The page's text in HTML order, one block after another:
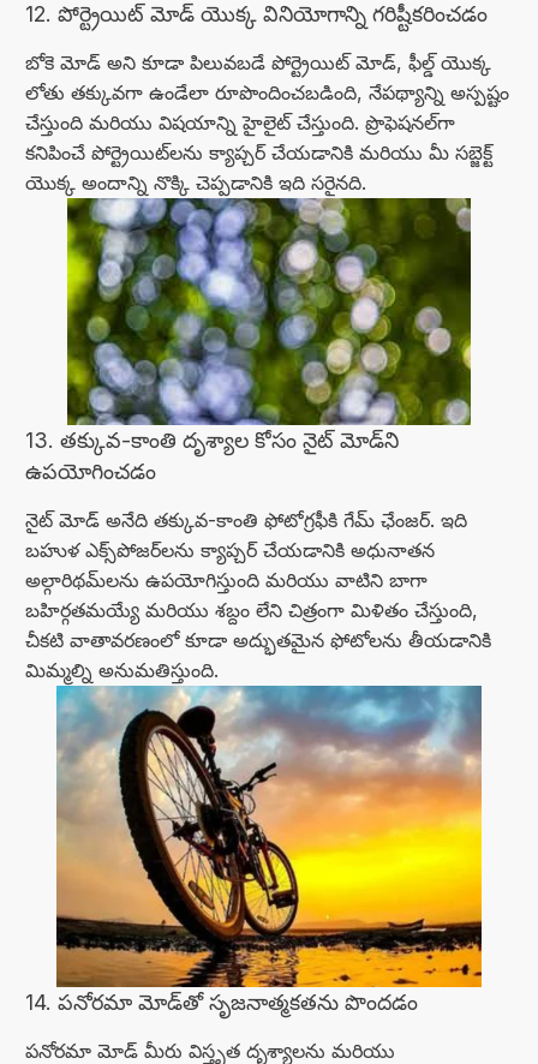
12. పోర్ట్రెయిట్ మోడ్ యొక్క వినియోగాన్ని గరిష్టీకరించడం
బోకె మోడ్ అని కూడా పిలువబడే పోర్ట్రెయిట్ మోడ్, ఫీల్డ్ యొక్క
లోతు తక్కువగా ఉండేలా రూపొందించబడింది, నేపథ్యాన్ని అస్పష్టం
చేస్తుంది మరియు విషయాన్ని హైలైట్ చేస్తుంది. ప్రొఫెషనల్‌గా
కనిపించే పోర్ట్రెయిట్‌లను క్యాప్చర్ చేయడానికి మరియు మీ సబ్జెక్ట్
యొక్క అందాన్ని నొక్కి చెప్పడానికి ఇది సరైనది.
13. తక్కువ-కాంతి దృశ్యాల కోసం నైట్ మోడ్‌ని
ఉపయోగించడం
నైట్ మోడ్ అనేది తక్కువ-కాంతి ఫోటోగ్రఫీకి గేమ్ ఛేంజర్. ఇది
బహుళ ఎక్స్‌పోజర్‌లను క్యాప్చర్ చేయడానికి అధునాతన
అల్గారిథమ్‌లను ఉపయోగిస్తుంది మరియు వాటిని బాగా
బహిర్గతమయ్యే మరియు శబ్దం లేని చిత్రంగా మిళితం చేస్తుంది,
చీకటి వాతావరణంలో కూడా అద్భుతమైన ఫోటోలను తీయడానికి
మిమ్మల్ని అనుమతిస్తుంది.
14. పనోరమా మోడ్‌తో సృజనాత్మకతను పొందడం
పనోరమా మోడ్ మీరు విస్తృత దృశ్యాలను మరియు